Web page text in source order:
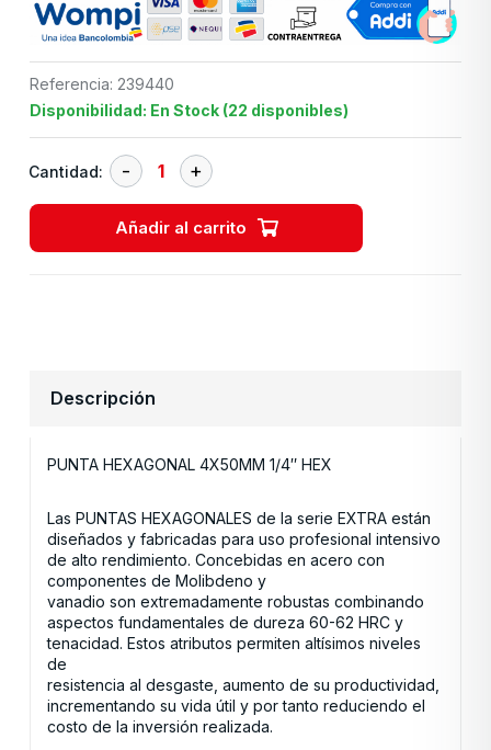
Referencia: 239440
Disponibilidad: En Stock (22 disponibles)
Cantidad:
Añadir al carrito
Descripción
PUNTA HEXAGONAL 4X50MM 1/4″ HEX
Las PUNTAS HEXAGONALES de la serie EXTRA están
diseñados y fabricadas para uso profesional intensivo
de alto rendimiento. Concebidas en acero con
componentes de Molibdeno y
vanadio son extremadamente robustas combinando
aspectos fundamentales de dureza 60-62 HRC y
tenacidad. Estos atributos permiten altísimos niveles
de
resistencia al desgaste, aumento de su productividad,
incrementando su vida útil y por tanto reduciendo el
costo de la inversión realizada.